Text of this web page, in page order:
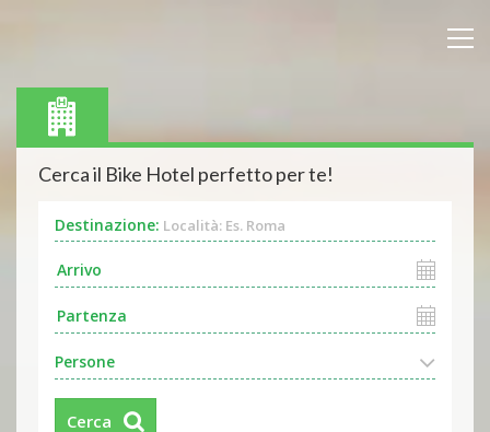
Cerca il Bike Hotel perfetto per te!
Destinazione: Località: Es. Roma
Persone
Cerca